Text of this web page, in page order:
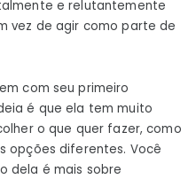
e relutantemente
vez de agir como parte de
com seu primeiro
é que ela tem muito
o que quer fazer, como
opções diferentes. Você
dela é mais sobre